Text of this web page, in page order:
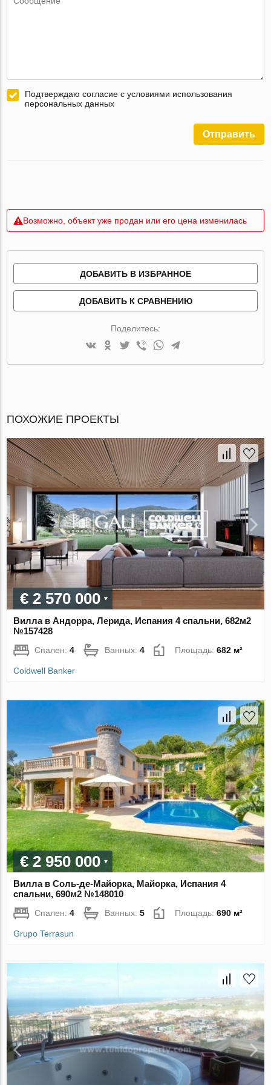
Подтверждаю согласие с условиями использования
персональных данных
Отправить
Возможно, объект уже продан или его цена изменилась
ДОБАВИТЬ В ИЗБРАННОЕ
ДОБАВИТЬ К СРАВНЕНИЮ
Поделитесь:
ПОХОЖИЕ ПРОЕКТЫ
€ 2 570 000
Вилла в Андорра, Лерида, Испания 4 спальни, 682м2
№157428
Спален:4 Ванных:4 Площадь:682 м²
Coldwell Banker
€ 2 950 000
Вилла в Соль-де-Майорка, Майорка, Испания 4
спальни, 690м2 №148010
Спален:4 Ванных:5 Площадь:690 м²
Grupo Terrasun